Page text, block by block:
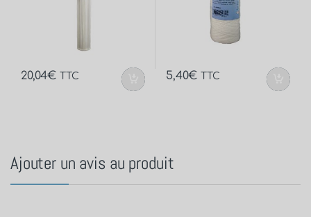
20,04€ TTC 5,40€ TTC
Ajouter un avis au produit